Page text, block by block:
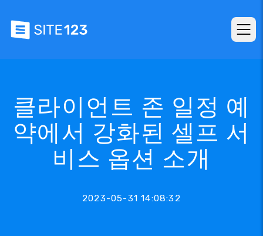
클라이언트 존 일정 예
약에서 강화된 셀프 서
비스 옵션 소개
2023-05-31 14:08:32